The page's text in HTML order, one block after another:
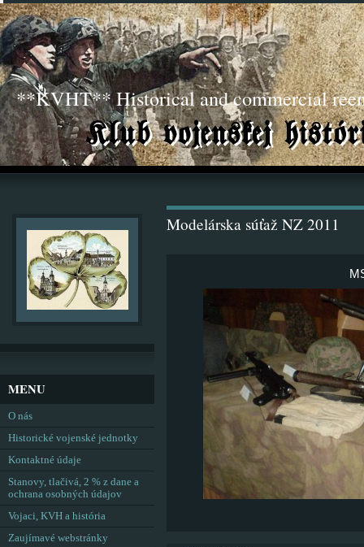
**KVHT** Historical and commercial
Modelárska súťaž NZ 2011
MENU
O nás
Historické vojenské jednotky
Kontaktné údaje
Stanovy, tlačivá, 2 % z dane a
ochrana osobných údajov
Vojaci, KVH a história
Zaujímavé webstránky